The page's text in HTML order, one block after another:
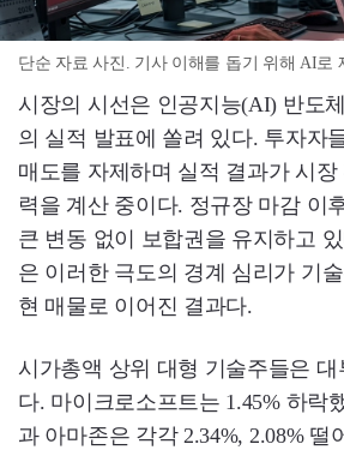
단순 자료 사진. 기사 이해를 돕기 위해 AI로
시장의 시선은 인공지능(AI) 반도
의 실적 발표에 쏠려 있다. 투자자
매도를 자제하며 실적 결과가 시
력을 계산 중이다. 정규장 마감 이
큰 변동 없이 보합권을 유지하고
은 이러한 극도의 경계 심리가 기
현 매물로 이어진 결과다.
시가총액 상위 대형 기술주들은 대
다. 마이크로소프트는 1.45% 하락
과 아마존은 각각 2.34%, 2.08% 떨